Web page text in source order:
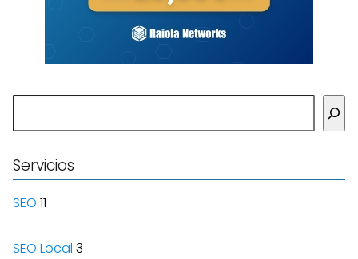
Servicios
SEO 11
SEO Local 3